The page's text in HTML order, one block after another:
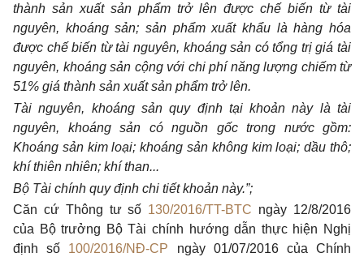
thành sản xuất sản phẩm trở lên được chế biến từ tài
nguyên, khoáng sản; sản phẩm xuất khẩu là hàng hóa
được chế biến từ tài nguyên, khoáng sản có tổng trị giá tài
nguyên, khoáng sản cộng với chi phí năng lượng chiếm từ
51% giá thành sản xuất sản phẩm trở lên.
Tài nguyên, khoáng sản quy định tại khoản này là tài
nguyên, khoáng sản có nguồn gốc trong nước gồm:
Khoáng sản kim loại; khoáng sản không kim loại; dầu thô;
khí thiên nhiên; khí than...
Bộ Tài chính quy định chi tiết khoản này.”;
Căn cứ Thông tư số 130/2016/TT-BTC ngày 12/8/2016
của Bộ trưởng Bộ Tài chính hướng dẫn thực hiện Nghị
định số 100/2016/NĐ-CP ngày 01/07/2016 của Chính